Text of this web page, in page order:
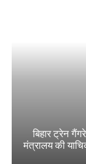
बिहार ट्रेन
मंत्रालय की